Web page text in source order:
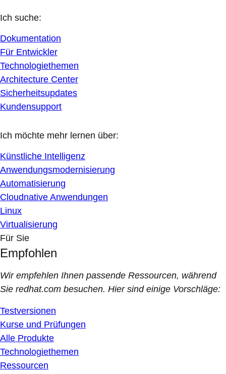
Ich suche:
Dokumentation
Für Entwickler
Technologiethemen
Architecture Center
Sicherheitsupdates
Kundensupport
Ich möchte mehr lernen über:
Künstliche Intelligenz
Anwendungsmodernisierung
Automatisierung
Cloudnative Anwendungen
Linux
Virtualisierung
Für Sie
Empfohlen
Wir empfehlen Ihnen passende Ressourcen, während
Sie redhat.com besuchen. Hier sind einige Vorschläge:
Testversionen
Kurse und Prüfungen
Alle Produkte
Technologiethemen
Ressourcen